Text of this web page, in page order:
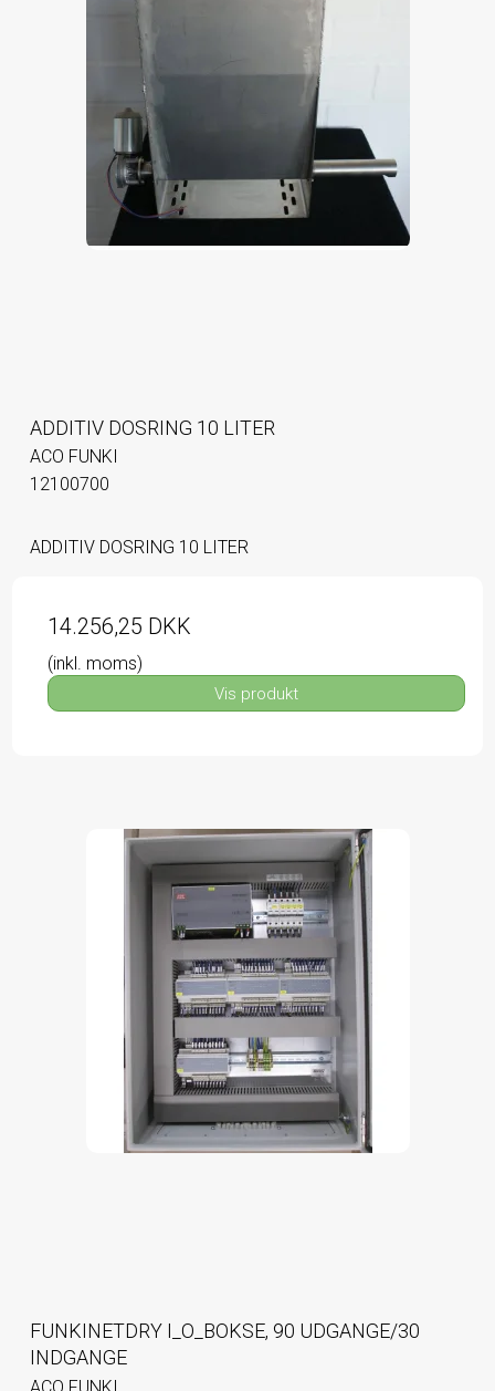
ADDITIV DOSRING 10 LITER
ACO FUNKI
12100700
ADDITIV DOSRING 10 LITER
14.256,25 DKK
(inkl. moms)
Vis produkt
FUNKINETDRY I_O_BOKSE, 90 UDGANGE/30
INDGANGE